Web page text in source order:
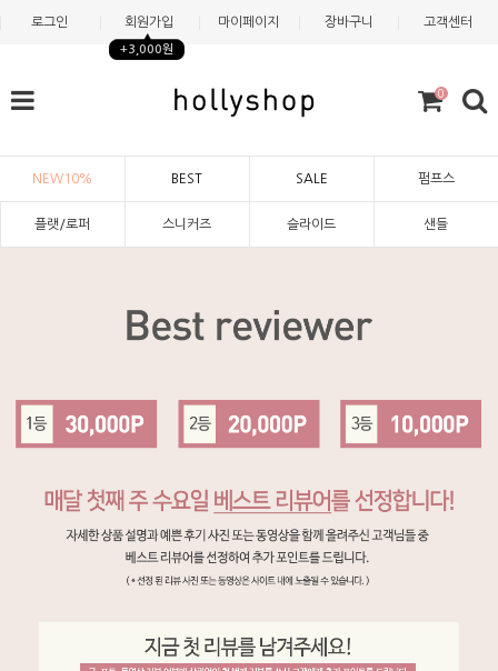
로그인 회원가입
+3,000원
마이페이지 장바구니 고객센터
0
NEW10% BEST SALE 펌프스
플랫/로퍼 스니커즈 슬라이드 샌들